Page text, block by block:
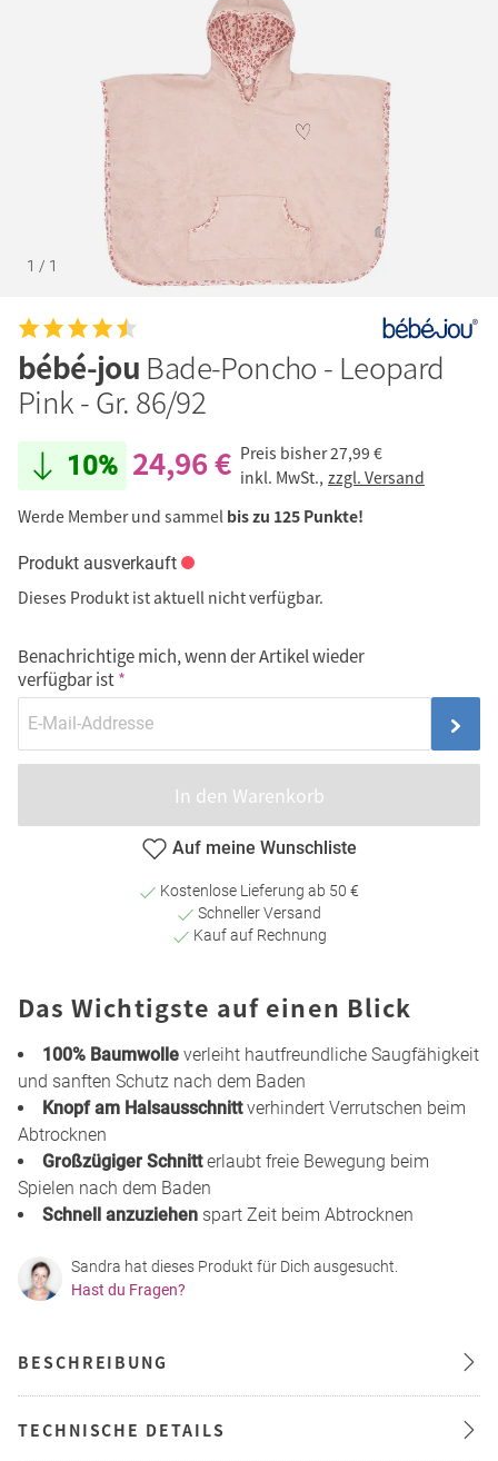
1 / 1
bébé-jou Bade-Poncho - Leopard
Pink - Gr. 86/92
10% 24,96 € Preis bisher27,99 €
inkl. MwSt., zzgl. Versand
Werde Member und sammel bis zu 125 Punkte!
Produkt ausverkauft
Dieses Produkt ist aktuell nicht verfügbar.
Benachrichtige mich, wenn der Artikel wieder
verfügbar ist
In den Warenkorb
Auf meine Wunschliste
Kostenlose Lieferung ab 50 €
Schneller Versand
Kauf auf Rechnung
Das Wichtigste auf einen Blick
100% Baumwolle verleiht hautfreundliche Saugfähigkeit
und sanften Schutz nach dem Baden
Knopf am Halsausschnittverhindert Verrutschen beim
Abtrocknen
Großzügiger Schnitterlaubt freie Bewegung beim
Spielen nach dem Baden
Schnell anzuziehen spart Zeit beim Abtrocknen
Sandra hat dieses Produkt für Dich ausgesucht.
Hast du Fragen?
BESCHREIBUNG
TECHNISCHE DETAILS